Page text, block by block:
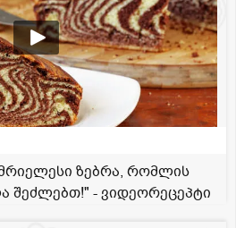
ზებრა, რომლის
შეძლებთ!" - ვიდეორეცეპტი